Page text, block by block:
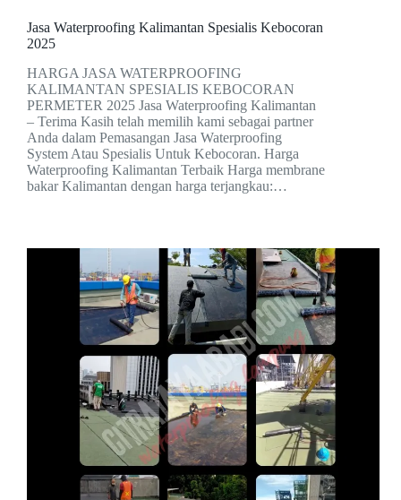
Jasa Waterproofing Kalimantan Spesialis Kebocoran
2025
HARGA JASA WATERPROOFING
KALIMANTAN SPESIALIS KEBOCORAN
PERMETER 2025 Jasa Waterproofing Kalimantan
– Terima Kasih telah memilih kami sebagai partner
Anda dalam Pemasangan Jasa Waterproofing
System Atau Spesialis Untuk Kebocoran. Harga
Waterproofing Kalimantan Terbaik Harga membrane
bakar Kalimantan dengan harga terjangkau:…